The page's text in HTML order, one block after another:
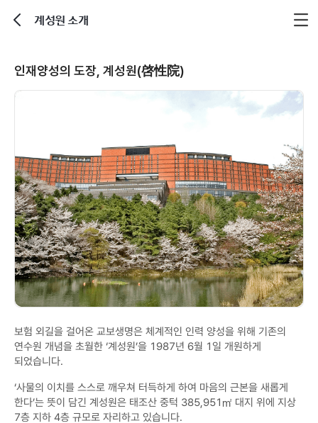
계성원 소개
인재양성의 도장, 계성원(啓性院)
보험 외길을 걸어온 교보생명은 체계적인 인력 양성을 위해 기존의
연수원 개념을 초월한 ‘계성원’을 1987년 6월 1일 개원하게
되었습니다.
‘사물의 이치를 스스로 깨우쳐 터득하게 하여 마음의 근본을 새롭게
한다’는 뜻이 담긴 계성원은 태조산 중턱 385,951㎡ 대지 위에 지상
7층 지하 4층 규모로 자리하고 있습니다.